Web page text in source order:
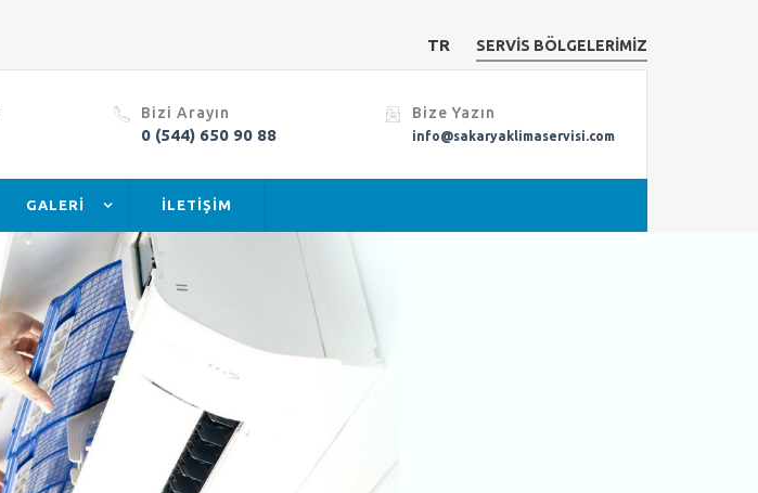
TR SERVİS BÖLGELERİMİZ
Bizi Arayın
0 (544) 650 90 88
Bize Yazın
info@sakaryaklimaservisi.com
GALERİ İLETİŞİM